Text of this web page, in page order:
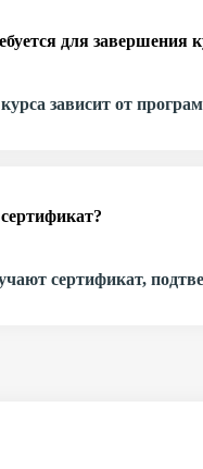
для завершения
зависит от
сертификат,